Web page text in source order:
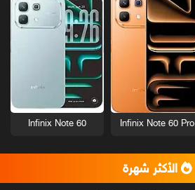
Infinix Note 60 Pro
Infinix Note 60
الأكثر شهرة